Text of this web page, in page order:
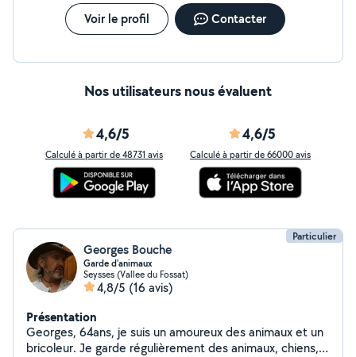
Gabon), de divers poissons exotiques ainsi que d'une 15
éne de couleuvres. Je me tiens a votre disposition pour
Voir le profil Contacter
Nos utilisateurs nous évaluent
4,6/5
Calculé à partir de 48731 avis
4,6/5
Calculé à partir de 66000 avis
Particulier
Georges Bouche
Garde d'animaux
Seysses (Vallee du Fossat)
4,8/5 (16 avis)
Présentation
Georges, 64ans, je suis un amoureux des animaux et un
bricoleur. Je garde régulièrement des animaux, chiens,